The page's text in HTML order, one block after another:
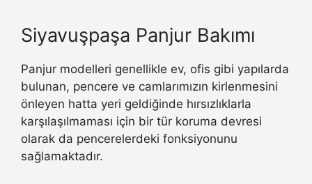
Siyavuşpaşa Panjur Bakımı
Panjur modelleri genellikle ev, ofis gibi yapılarda
bulunan, pencere ve camlarımızın kirlenmesini
önleyen hatta yeri geldiğinde hırsızlıklarla
karşılaşılmaması için bir tür koruma devresi
olarak da pencerelerdeki fonksiyonunu
sağlamaktadır.